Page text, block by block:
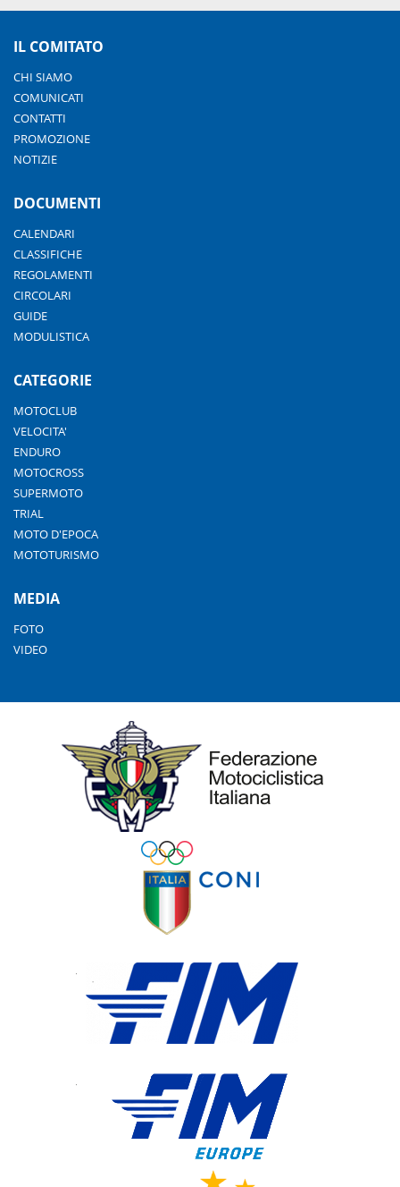
IL COMITATO
CHI SIAMO
COMUNICATI
CONTATTI
PROMOZIONE
NOTIZIE
DOCUMENTI
CALENDARI
CLASSIFICHE
REGOLAMENTI
CIRCOLARI
GUIDE
MODULISTICA
CATEGORIE
MOTOCLUB
VELOCITA'
ENDURO
MOTOCROSS
SUPERMOTO
TRIAL
MOTO D'EPOCA
MOTOTURISMO
MEDIA
FOTO
VIDEO